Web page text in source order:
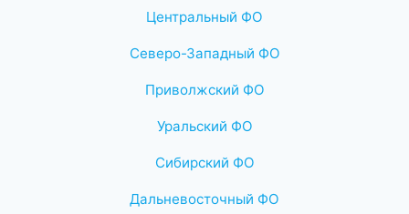
Центральный ФО
Северо-Западный ФО
Приволжский ФО
Уральский ФО
Сибирский ФО
Дальневосточный ФО